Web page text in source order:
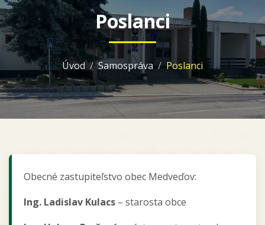
Poslanci
Úvod Samospráva Poslanci
Obecné zastupiteľstvo obec Medveďov:
Ing. Ladislav Kulacs – starosta obce